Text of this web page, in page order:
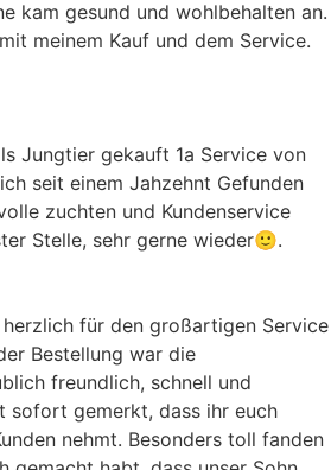
kam gesund und wohlbehalten an.
meinem Kauf und dem Service.
Jungtier gekauft 1a Service von
seit einem Jahzehnt Gefunden
zuchten und Kundenservice
Stelle, sehr gerne wieder🙂.
für den großartigen Service
Bestellung war die
freundlich, schnell und
sofort gemerkt, dass ihr euch
nehmt. Besonders toll fanden